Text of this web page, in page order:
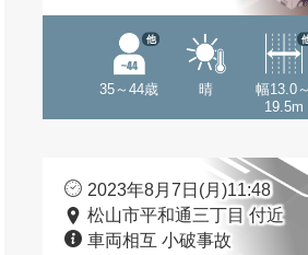
35～44歳
他
晴
幅13.0～
19.5m
2023年8月7日(月)11:48
松山市平和通三丁目 付近
車両相互 小破事故